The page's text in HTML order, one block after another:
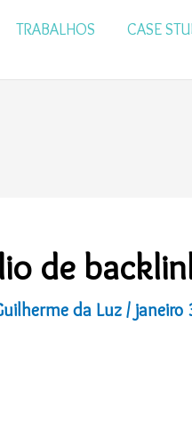
TRABALHOS CASE
de
da Luz / janeiro